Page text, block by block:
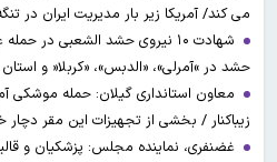
می کند/ آمریکا زیر بار مدیریت ایران در
شهادت ۱۰ نیروی حشد الشعبی در
حشد در »آمرلی»، «الدبس»، «کربلا« و
معاون استانداری گیلان: حمله موشکی
زیباکنار / بخشی از تجهیزات این مقر
غضنفری، نماینده مجلس: پزشکیان و